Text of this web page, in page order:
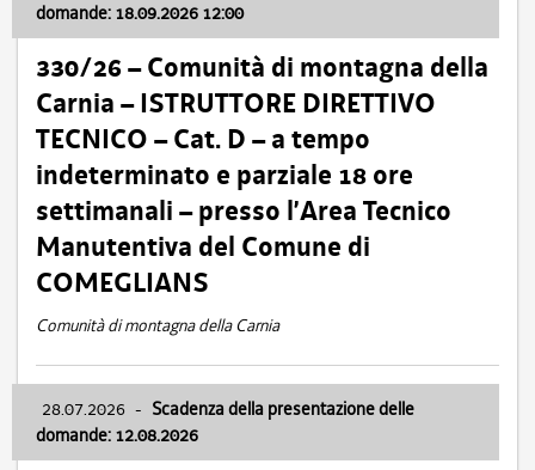
domande: 18.09.2026 12:00
330/26 – Comunità di montagna della
Carnia – ISTRUTTORE DIRETTIVO
TECNICO – Cat. D – a tempo
indeterminato e parziale 18 ore
settimanali – presso l’Area Tecnico
Manutentiva del Comune di
COMEGLIANS
Comunità di montagna della Carnia
28.07.2026 - Scadenza della presentazione delle
domande: 12.08.2026